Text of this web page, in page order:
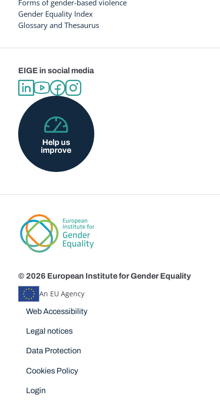
Forms of gender-based violence
Gender Equality Index
Glossary and Thesaurus
EIGE in social media
Help us
improve
© 2026 European Institute for Gender Equality
An EU Agency
Disclaimers
Web Accessibility
Legal notices
Data Protection
Cookies Policy
Login